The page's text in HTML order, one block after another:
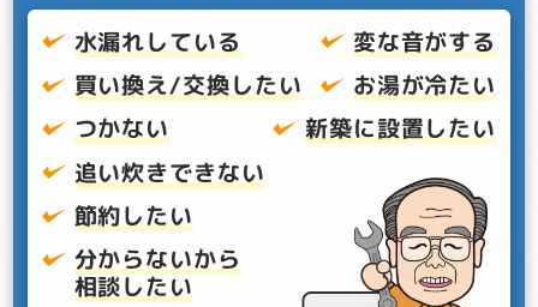
水漏れしている
変な音がする
買い換え/交換したい
お湯が冷たい
つかない
新築に設置したい
追い炊きできない
節約したい
分からないから
相談したい